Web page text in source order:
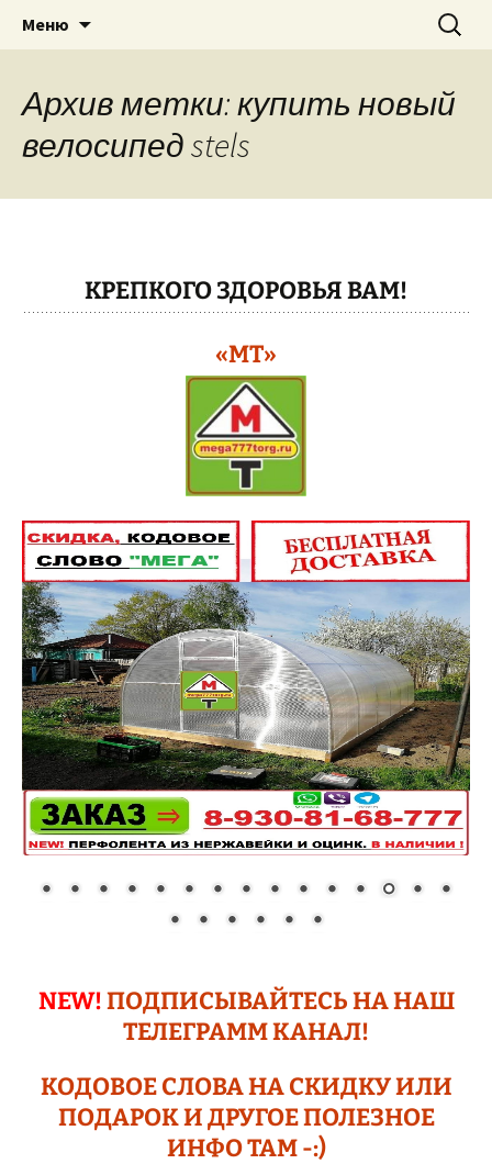
"МЕГА ТОРГ"
Теплицы, велосипеды, электро-
бензоинструмент, бытовая техника
в г. Павлово Нижегородская область,
Муром, Кулебаки, Выкса….
Меню Найти:
Архив метки: купить новый
велосипед stels
КРЕПКОГО ЗДОРОВЬЯ ВАМ!
«МТ»
NEW!ПОДПИСЫВАЙТЕСЬ НА НАШ
ТЕЛЕГРАМM КАНАЛ!
КОДОВОЕ СЛОВА НА СКИДКУ ИЛИ
ПОДАРОК И ДРУГОЕПОЛЕЗНОЕ
ИНФО ТАМ -:)